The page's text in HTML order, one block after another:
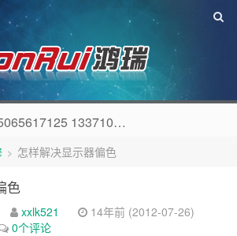
免费故障咨询：15065617125 13371057808 QQ：56914576
> 怎样解决显示器偏色
色
xxlk521
14年前 (2012-07-26)
0个评论